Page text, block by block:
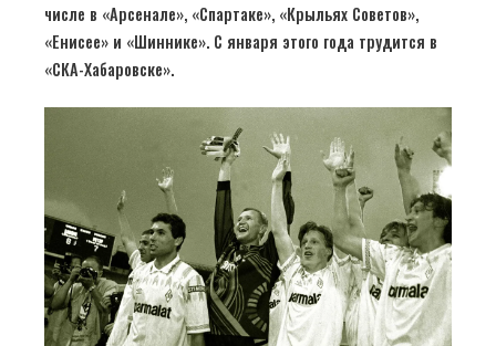
числе в «Арсенале», «Спартаке», «Крыльях Советов»,
«Енисее» и «Шиннике». С января этого года трудится в
«СКА-Хабаровске».